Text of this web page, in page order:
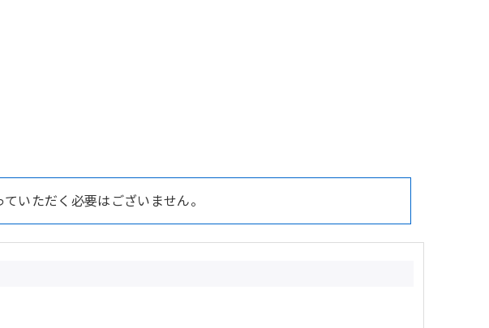
いただく必要はございません。